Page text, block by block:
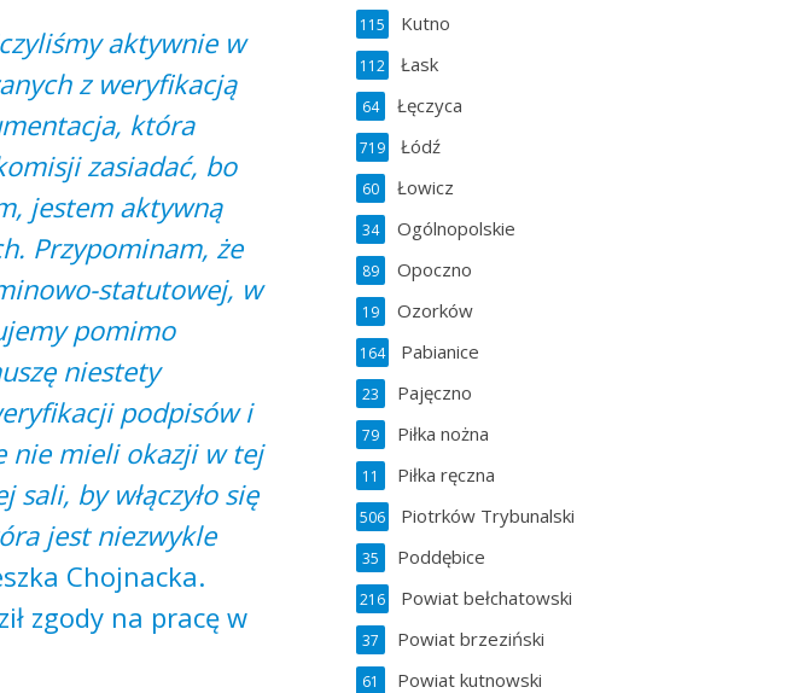
aktywnie w
z weryfikacją
która
zasiadać, bo
jestem aktywną
Przypominam, że
statutowej, w
pomimo
niestety
podpisów i
nie mieli okazji w tej
by włączyło się
jest niezwykle
Chojnacka.
zgody na pracę w
Kutno
115
Łask
112
Łęczyca
64
Łódź
719
Łowicz
60
Ogólnopolskie
34
Opoczno
89
Ozorków
19
Pabianice
164
Pajęczno
23
Piłka nożna
79
Piłka ręczna
11
Piotrków Trybunalski
506
Poddębice
35
Powiat bełchatowski
216
Powiat brzeziński
37
Powiat kutnowski
61